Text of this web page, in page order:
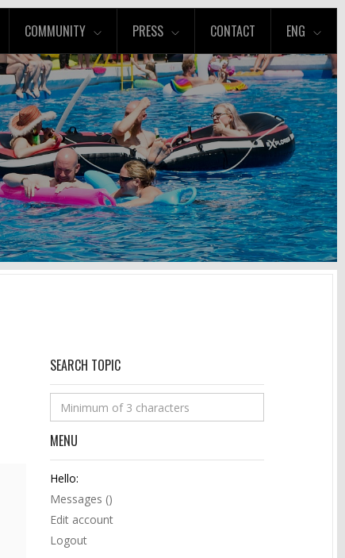
COMMUNITY PRESS CONTACT ENG
SEARCH TOPIC
MENU
Hello:
Messages ()
Edit account
Logout